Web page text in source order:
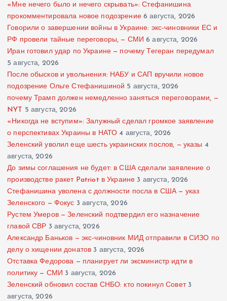
«Мне нечего было и нечего скрывать»: Стефанишина
прокомментировала новое подозрение 6 августа, 2026
Говорили о завершении войны в Украине: экс-чиновники ЕС и
РФ провели тайные переговоры, — СМИ 6 августа, 2026
Иран готовил удар по Украине — почему Тегеран передумал
5 августа, 2026
После обысков и увольнения: НАБУ и САП вручили новое
подозрение Ольге Стефанишиной 5 августа, 2026
почему Трамп должен немедленно заняться переговорами, —
NYT 5 августа, 2026
«Никогда не вступим»: Залужный сделал громкое заявление
о перспективах Украины в НАТО 4 августа, 2026
Зеленский уволил еще шесть украинских послов, — указы 4
августа, 2026
До зимы соглашения не будет: в США сделали заявление о
производстве ракет Patriot в Украине 3 августа, 2026
Стефанишина уволена с должности посла в США — указ
Зеленского — Фокус 3 августа, 2026
Рустем Умеров — Зеленский подтвердил его назначение
главой СВР 3 августа, 2026
Александр Баньков — экс-чиновник МИД отправили в СИЗО по
делу о хищении донатов 3 августа, 2026
Отставка Федорова — планирует ли эксминистр идти в
политику — СМИ 3 августа, 2026
Зеленский обновил состав СНБО: кто покинул Совет 3
августа, 2026